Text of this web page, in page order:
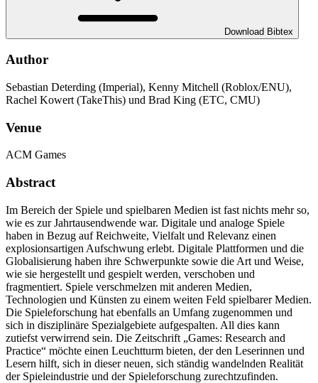
Download Bibtex
Author
Sebastian Deterding (Imperial), Kenny Mitchell (Roblox/ENU),
Rachel Kowert (TakeThis) und Brad King (ETC, CMU)
Venue
ACM Games
Abstract
Im Bereich der Spiele und spielbaren Medien ist fast nichts mehr so,
wie es zur Jahrtausendwende war. Digitale und analoge Spiele
haben in Bezug auf Reichweite, Vielfalt und Relevanz einen
explosionsartigen Aufschwung erlebt. Digitale Plattformen und die
Globalisierung haben ihre Schwerpunkte sowie die Art und Weise,
wie sie hergestellt und gespielt werden, verschoben und
fragmentiert. Spiele verschmelzen mit anderen Medien,
Technologien und Künsten zu einem weiten Feld spielbarer Medien.
Die Spieleforschung hat ebenfalls an Umfang zugenommen und
sich in disziplinäre Spezialgebiete aufgespalten. All dies kann
zutiefst verwirrend sein. Die Zeitschrift „Games: Research and
Practice“ möchte einen Leuchtturm bieten, der den Leserinnen und
Lesern hilft, sich in dieser neuen, sich ständig wandelnden Realität
der Spieleindustrie und der Spieleforschung zurechtzufinden.